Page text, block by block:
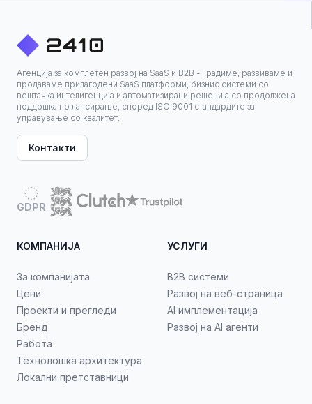
Агенција за комплетен развој на SaaS и B2B - Градиме, развиваме и
продаваме прилагодени SaaS платформи, бизнис системи со
вештачка интелигенција и автоматизирани решенија со продолжена
поддршка по лансирање, според ISO 9001 стандардите за
управување со квалитет.
Контакти
GDPR
КОМПАНИЈА
За компанијата
Цени
Проекти и прегледи
Бренд
Работа
Технолошка архитектура
Локални претставници
УСЛУГИ
B2B системи
Развој на веб-страница
AI имплементација
Развој на AI агенти